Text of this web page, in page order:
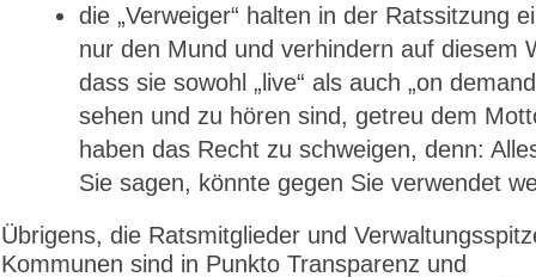
die „Verweiger“ halten in der Ratssitzung
nur den Mund und verhindern auf diesem
dass sie sowohl „live“ als auch „on
sehen und zu hören sind, getreu dem
haben das Recht zu schweigen, denn:
Sie sagen, könnte gegen Sie verwendet
Übrigens, die Ratsmitglieder und
Kommunen sind in Punkto Transparenz und